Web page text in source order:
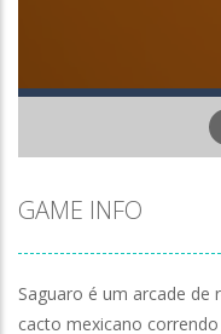
GAME INFO
Saguaro é um arcade
cacto mexicano